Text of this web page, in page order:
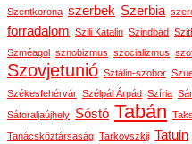
Szentkorona szerbek Szerbia
forradalom Szili Katalin Szindbád
Szméagol sznobizmus szocializmus
Szovjetunió Sztálin-szobor
Székesfehérvár Szélpál Árpád Szíria
Sátoraljaújhely Sóstó Tabán
Tanácsköztársaság Tarkovszkij Tatuin